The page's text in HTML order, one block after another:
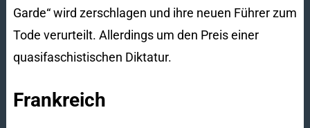
Garde“ wird zerschlagen und ihre neuen Führer zum
Tode verurteilt. Allerdings um den Preis einer
quasifaschistischen Diktatur.
Frankreich